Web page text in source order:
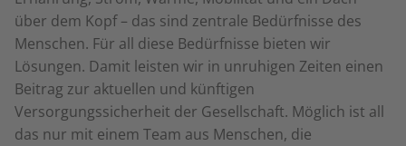
über dem Kopf – das sind zentrale Bedürfnisse des
Menschen. Für all diese Bedürfnisse bieten wir
Lösungen. Damit leisten wir in unruhigen Zeiten einen
Beitrag zur aktuellen und künftigen
Versorgungssicherheit der Gesellschaft. Möglich ist all
das nur mit einem Team aus Menschen, die